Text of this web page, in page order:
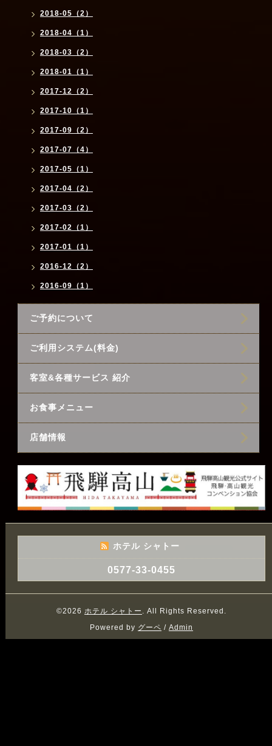
2018-05（2）
2018-04（1）
2018-03（2）
2018-01（1）
2017-12（2）
2017-10（1）
2017-09（2）
2017-07（4）
2017-05（1）
2017-04（2）
2017-03（2）
2017-02（1）
2017-01（1）
2016-12（2）
2016-09（1）
ご予約について
ご利用システム(料金)
客室&各種サービス 紹介
お食事メニュー
店舗情報
ホテル シャトー
0577-33-0455
©2026 ホテル シャトー . All Rights Reserved.
Powered by グーペ / Admin